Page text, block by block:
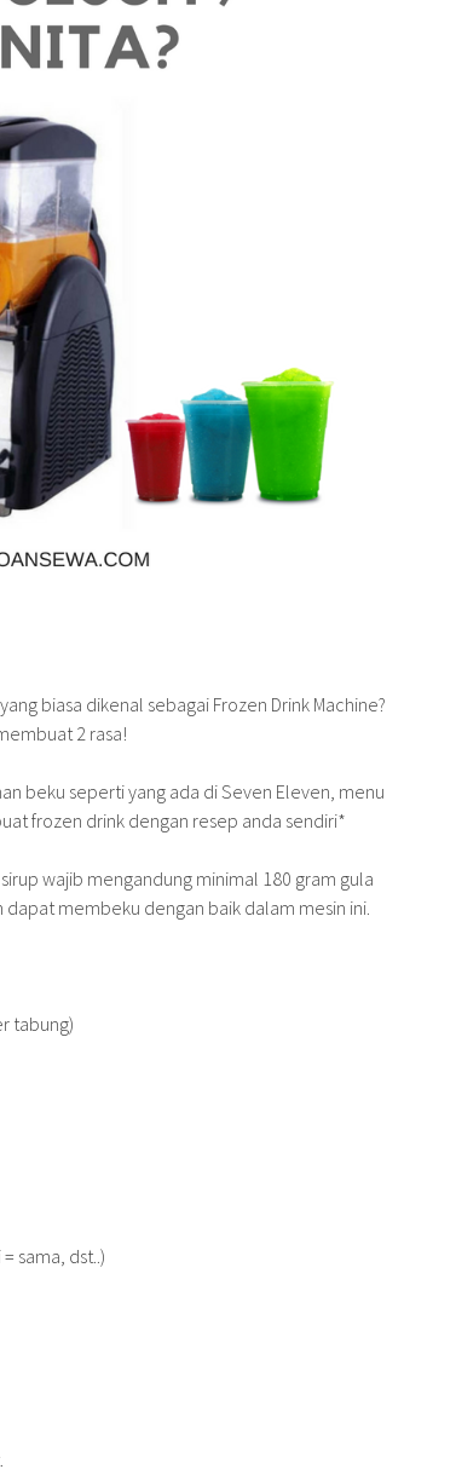
biasa dikenal sebagai Frozen Drink Machine?
2 rasa!
beku seperti yang ada di Seven Eleven, menu
frozen drink dengan resep anda sendiri*
wajib mengandung minimal 180 gram gula
membeku dengan baik dalam mesin ini.
tabung)
sama, dst..)